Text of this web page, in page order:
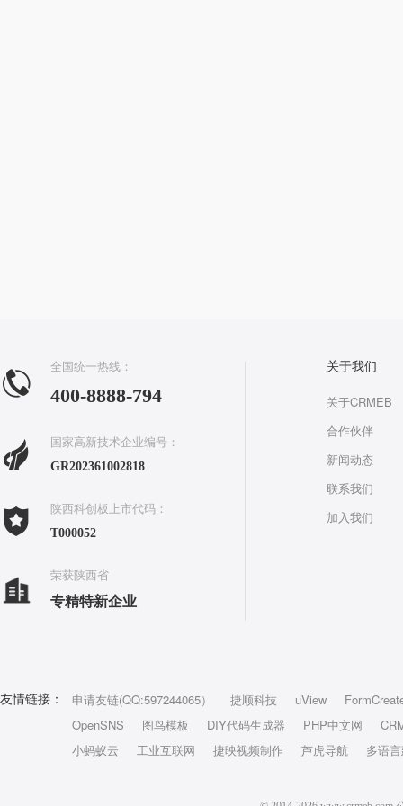
全国统一热线：
400-8888-794
国家高新技术企业编号：
GR202361002818
陕西科创板上市代码：
T000052
荣获陕西省
专精特新企业
关于我们
关于CRMEB
合作伙伴
新闻动态
联系我们
加入我们
友情链接： 申请友链(QQ:597244065） 捷顺科技 uView
OpenSNS
图鸟模板 DIY代码生成器 PHP中文网
小蚂蚁云
工业互联网 捷映视频制作 芦虎导航 多语